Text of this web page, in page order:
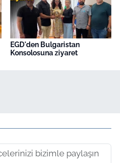
EGD'den Bulgaristan
Konsolosuna ziyaret